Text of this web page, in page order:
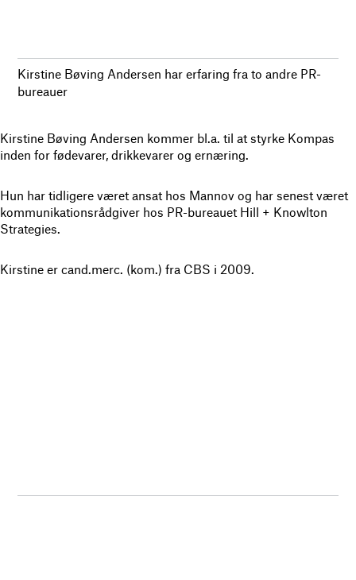
Kirstine Bøving Andersen har erfaring fra to andre PR-
bureauer
Kirstine Bøving Andersen kommer bl.a. til at styrke Kompas
inden for fødevarer, drikkevarer og ernæring.
Hun har tidligere været ansat hos Mannov og har senest været
kommunikationsrådgiver hos PR-bureauet Hill + Knowlton
Strategies.
Kirstine er cand.merc. (kom.) fra CBS i 2009.